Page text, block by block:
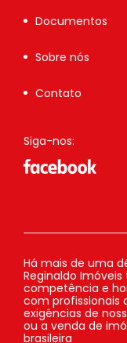
Documentos
Sobre nós
Contato
Siga-nos:
Há mais de uma
Reginaldo
competência e
com profissionais
exigências de
ou a venda de
brasileira